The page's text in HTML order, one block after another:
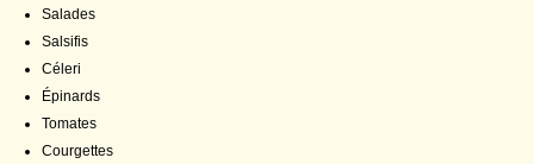
Salades
Salsifis
Céleri
Épinards
Tomates
Courgettes